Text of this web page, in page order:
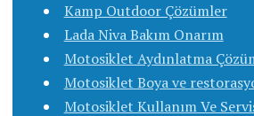
Kamp Outdoor Çözümler
Lada Niva Bakım Onarım
Motosiklet Aydınlatma
Motosiklet Boya ve
Motosiklet Kullanım Ve